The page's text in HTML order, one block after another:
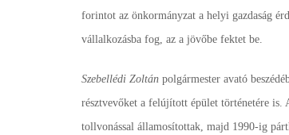
forintot az önkormányzat a helyi gazdaság
vállalkozásba fog, az a jövőbe fektet be.
Szebellédi Zoltán polgármester avató
résztvevőket a felújított épület történetére is.
tollvonással államosítottak, majd 1990-ig